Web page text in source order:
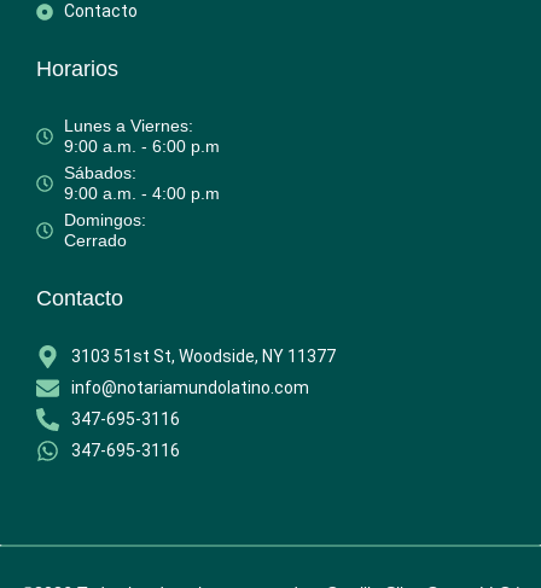
Contacto
Horarios
Lunes a Viernes:
9:00 a.m. - 6:00 p.m
Sábados:
9:00 a.m. - 4:00 p.m
Domingos:
Cerrado
Contacto
3103 51st St, Woodside, NY 11377
info@notariamundolatino.com
347-695-3116
347-695-3116